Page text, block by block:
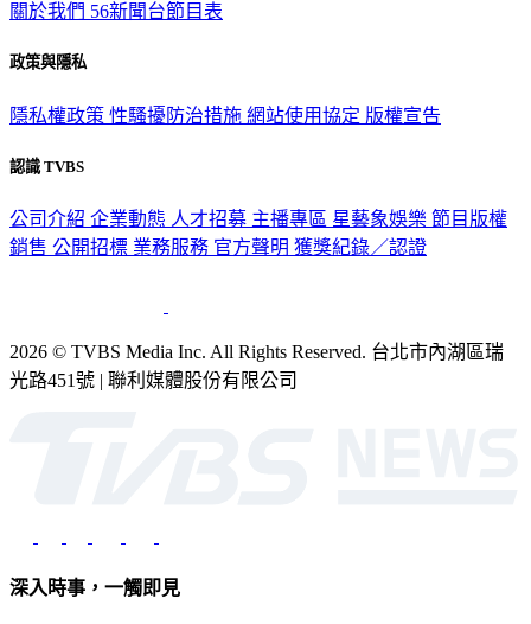
關於我們 56新聞台節目表
政策與隱私
隱私權政策 性騷擾防治措施 網站使用協定 版權宣告
認識 TVBS
公司介紹 企業動態 人才招募 主播專區 星藝象娛樂 節目版權
銷售 公開招標 業務服務 官方聲明 獲獎紀錄／認證
2026 © TVBS Media Inc. All Rights Reserved. 台北市內湖區瑞
光路451號 | 聯利媒體股份有限公司
深入時事，一觸即見